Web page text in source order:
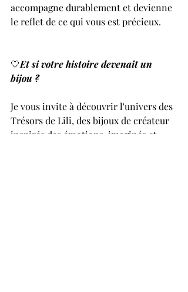
accompagne durablement et devienne
le reflet de ce qui vous est précieux.
🤍Et si votre histoire devenait un
bijou ?
Je vous invite à découvrir l'univers des
Trésors de Lili, des bijoux de créateur
inspirés des émotions, imaginés et